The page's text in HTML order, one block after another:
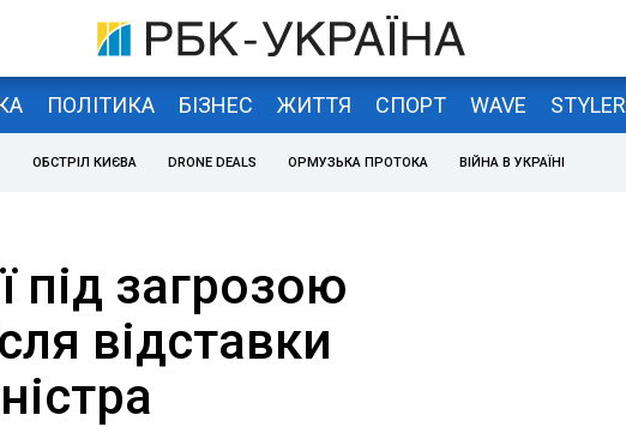
ПОЛІТИКА БІЗНЕС ЖИТТЯ СПОРТ WAVE STYLER
ОБСТРІЛ КИЄВА DRONE DEALS ОРМУЗЬКА ПРОТОКА ВІЙНА В УКРАЇНІ
під загрозою
відставки